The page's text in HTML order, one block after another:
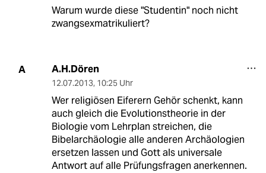
Warum wurde diese "Studentin" noch nicht
zwangsexmatrikuliert?
A A.H.Dören
12.07.2013, 10:25 Uhr
Wer religiösen Eiferern Gehör schenkt, kann
auch gleich die Evolutionstheorie in der
Biologie vom Lehrplan streichen, die
Bibelarchäologie alle anderen Archäologien
ersetzen lassen und Gott als universale
Antwort auf alle Prüfungsfragen anerkennen.